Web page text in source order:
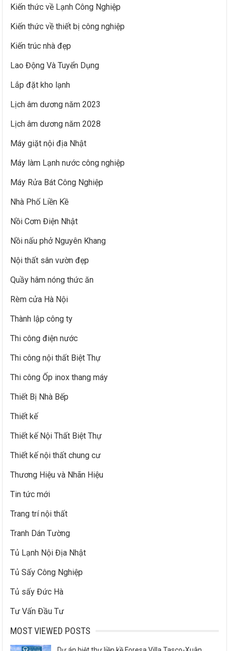
Kiến thức về Lạnh Công Nghiệp
Kiến thức về thiết bị công nghiệp
Kiến trúc nhà đẹp
Lao Động Và Tuyển Dụng
Lắp đặt kho lạnh
Lịch âm dương năm 2023
Lịch âm dương năm 2028
Máy giặt nội địa Nhật
Máy làm Lạnh nước công nghiệp
Máy Rửa Bát Công Nghiệp
Nhà Phố Liền Kề
Nồi Cơm Điện Nhật
Nồi nấu phở Nguyên Khang
Nội thất sân vườn đẹp
Quầy hâm nóng thức ăn
Rèm cửa Hà Nội
Thành lập công ty
Thi công điện nước
Thi công nội thất Biệt Thự
Thi công Ốp inox thang máy
Thiết Bị Nhà Bếp
Thiết kế
Thiết kế Nội Thất Biệt Thự
Thiết kế nội thất chung cư
Thương Hiệu và Nhãn Hiệu
Tin tức mới
Trang trí nội thất
Tranh Dán Tường
Tủ Lạnh Nội Địa Nhật
Tủ Sấy Công Nghiệp
Tủ sấy Đức Hà
Tư Vấn Đầu Tư
MOST VIEWED POSTS